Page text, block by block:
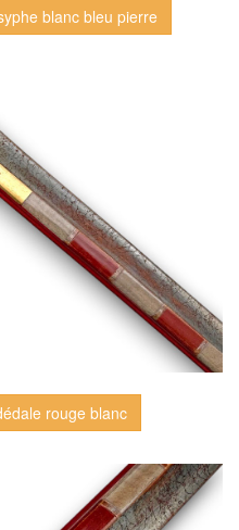
blanc bleu pierre
rouge blanc